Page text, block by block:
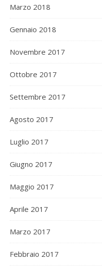
Marzo 2018
Gennaio 2018
Novembre 2017
Ottobre 2017
Settembre 2017
Agosto 2017
Luglio 2017
Giugno 2017
Maggio 2017
Aprile 2017
Marzo 2017
Febbraio 2017